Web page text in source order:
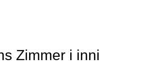
Zimmer i inni